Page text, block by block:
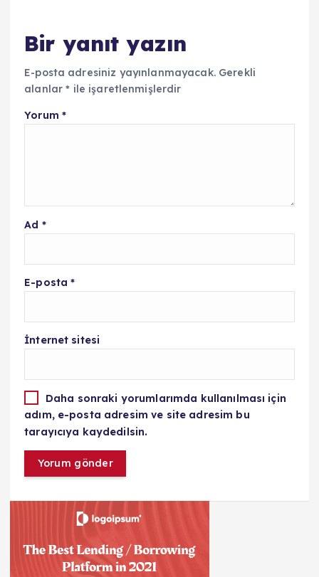
Bir yanıt yazın
E-posta adresiniz yayınlanmayacak. Gerekli
alanlar* ile işaretlenmişlerdir
Yorum *
Ad *
E-posta*
İnternet sitesi
Daha sonraki yorumlarımda kullanılması için
adım, e-posta adresim ve site adresim bu
tarayıcıya kaydedilsin.